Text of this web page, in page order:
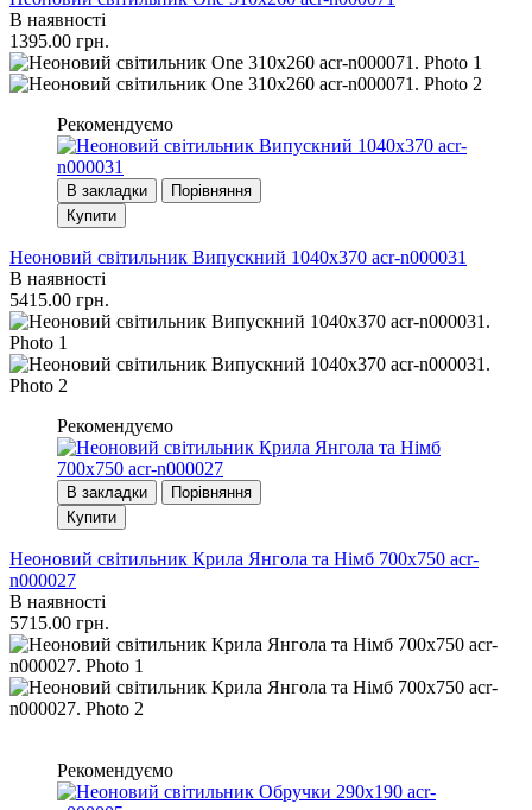
В наявності
1395.00 грн.
Рекомендуємо
В закладки
Порівняння
Купити
Неоновий світильник Випускний 1040х370 acr-n000031
В наявності
5415.00 грн.
Рекомендуємо
В закладки
Порівняння
Купити
Неоновий світильник Крила Янгола та Німб 700х750 acr-
n000027
В наявності
5715.00 грн.
Рекомендуємо